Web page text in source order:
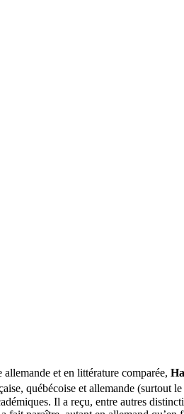
et en littérature comparée,
québécoise et allemande (surtout le
Il a reçu, entre autres